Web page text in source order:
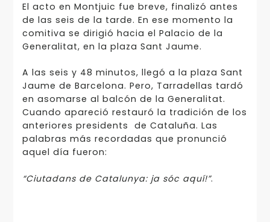
El acto en Montjuic fue breve, finalizó antes
de las seis de la tarde. En ese momento la
comitiva se dirigió hacia el Palacio de la
Generalitat, en la plaza Sant Jaume.
A las seis y 48 minutos, llegó a la plaza Sant
Jaume de Barcelona. Pero, Tarradellas tardó
en asomarse al balcón de la Generalitat.
Cuando apareció restauró la tradición de los
anteriores presidents de Cataluña. Las
palabras más recordadas que pronunció
aquel día fueron:
“Ciutadans de Catalunya: ja sóc aquí!”.